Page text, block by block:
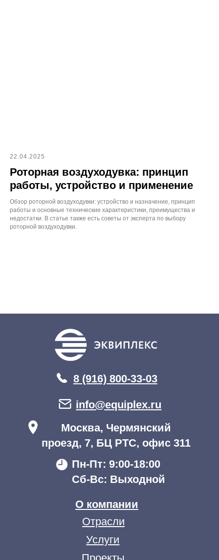
22.04.2025
Роторная воздуходувка: принцип
работы, устройство и применение
Обзор роторной воздуходувки: устройство и назначение, принцип
работы и основные технические характеристики, преимущества и
недостатки. В статье также есть советы от эксперта по выбору
роторной воздуходувки.